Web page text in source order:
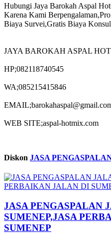
Hubungi Jaya Barokah Aspal
Karena Kami
Biaya Survei,Gratis Biaya
JAYA BAROKAH ASPAL
HP;082118740545
WA;085215415846
WEB SITE;aspal-hotmix.com
Diskon JASA
JASA PENGASPALAN
SUMENEP,JASA
SUMENEP